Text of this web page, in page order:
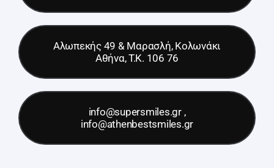
Αλωπεκής 49 & Μαρασλή, Κολωνάκι
Αθήνα, T.K. 106 76
info@supersmiles.gr ,
info@athenbestsmiles.gr